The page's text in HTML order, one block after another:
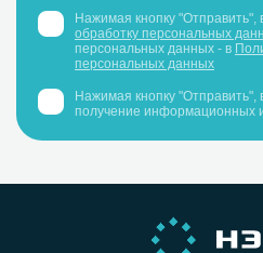
Нажимая кнопку "Отправить",
обработку персональных
персональных данных - в
персональных данных
Нажимая кнопку "Отправить",
получение информационных